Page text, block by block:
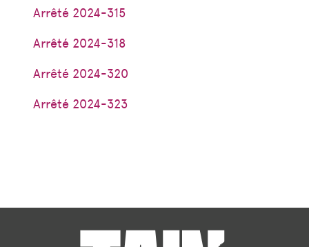
Arrêté 2024-315
Arrêté 2024-318
Arrêté 2024-320
Arrêté 2024-323